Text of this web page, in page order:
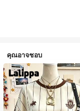
คุณอาจชอบ